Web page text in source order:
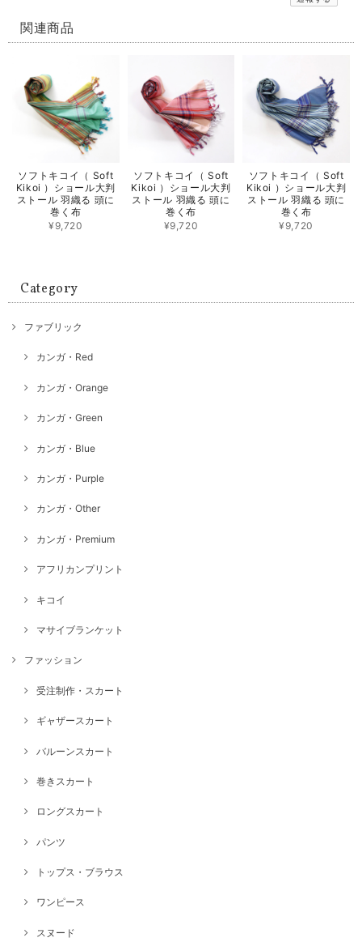
関連商品
ソフトキコイ（ Soft
Kikoi ）ショール大判
ストール 羽織る 頭に
巻く布
¥9,720
ソフトキコイ（ Soft
Kikoi ）ショール大判
ストール 羽織る 頭に
巻く布
¥9,720
ソフトキコイ（ Soft
Kikoi ）ショール大判
ストール 羽織る 頭に
巻く布
¥9,720
Category
ファブリック
カンガ・Red
カンガ・Orange
カンガ・Green
カンガ・Blue
カンガ・Purple
カンガ・Other
カンガ・Premium
アフリカンプリント
キコイ
マサイブランケット
ファッション
受注制作・スカート
ギャザースカート
バルーンスカート
巻きスカート
ロングスカート
パンツ
トップス・ブラウス
ワンピース
スヌード